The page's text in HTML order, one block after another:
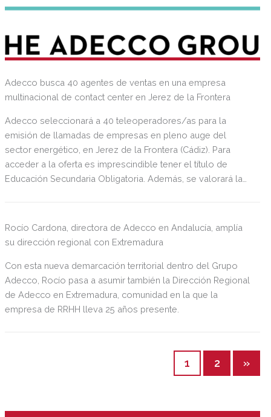
Adecco busca 40 agentes de ventas en una empresa
multinacional de contact center en Jerez de la Frontera
Adecco seleccionará a 40 teleoperadores/as para la
emisión de llamadas de empresas en pleno auge del
sector energético, en Jerez de la Frontera (Cádiz). Para
acceder a la oferta es imprescindible tener el título de
Educación Secundaria Obligatoria. Además, se valorará la
página web de Adecco.
Rocío Cardona, directora de Adecco en Andalucía, amplía
su dirección regional con Extremadura
Con esta nueva demarcación territorial dentro del Grupo
Adecco, Rocío pasa a asumir también la Dirección Regional
de Adecco en Extremadura, comunidad en la que la
empresa de RRHH lleva 25 años presente.
1 2 »